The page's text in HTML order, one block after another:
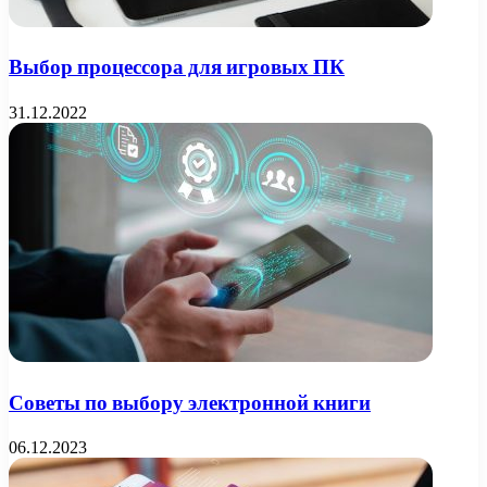
Выбор процессора для игровых ПК
31.12.2022
Советы по выбору электронной книги
06.12.2023